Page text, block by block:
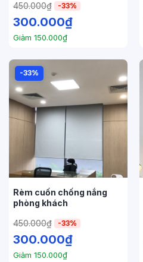
450.000₫ -33%
300.000₫
Giảm 150.000₫
-33%
Rèm cuốn chống nắng
phòng khách
450.000₫ -33%
300.000₫
Giảm 150.000₫